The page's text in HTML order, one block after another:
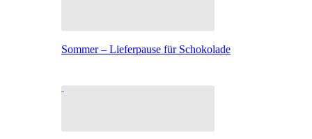
Sommer – Lieferpause für Schokolade